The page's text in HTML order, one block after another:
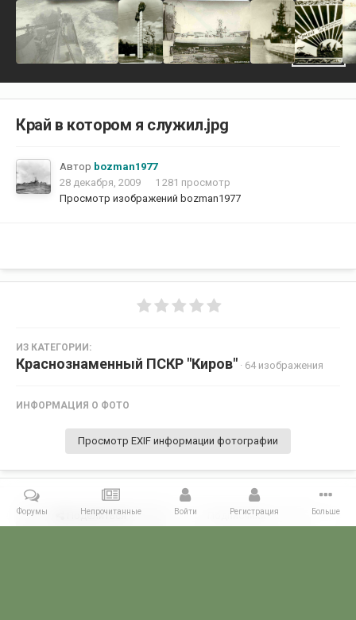
Край в котором я служил.jpg
Автор bozman1977
28 декабря, 2009
1 281 просмотр
Просмотр изображений bozman1977
ИЗ КАТЕГОРИИ:
Краснознаменный ПСКР "Киров" · 64 изображения
ИНФОРМАЦИЯ О ФОТО
Просмотр EXIF информации фотографии
Поделиться Подписчики 0
Форумы Непрочитанные Войти Регистрация Больше